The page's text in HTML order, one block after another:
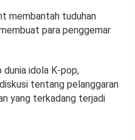
membantah tuduhan
para penggemar
idola K-pop,
tentang pelanggaran
yang terkadang terjadi